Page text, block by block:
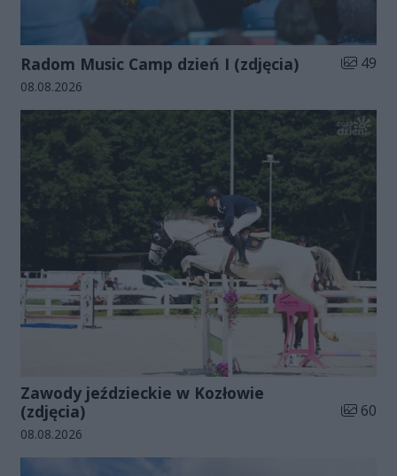
Radom Music Camp dzień I (zdjęcia) Liczba
49
Data dodania galerii:
08.08.2026
Zawody jeździeckie w Kozłowie
(zdjęcia)
Liczba
60
Data dodania galerii:
08.08.2026